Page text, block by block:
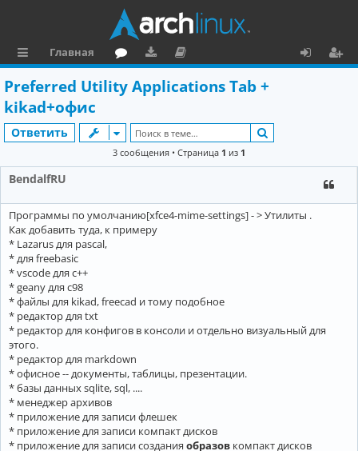
ы
л
и
Главная
ру
м
ру
зк
и
м
е
н
ц
а
Preferred Utility Applications Tab +
kikad+офис
Ответить
3 сообщения • Страница 1 из 1
BendalfRU
Программы по умолчанию[xfce4-mime-settings] - > Утилиты .
Как добавить туда, к примеру
* Lazarus для pascal,
* для freebasic
* vscode для с++
* geany для c98
* файлы для kikad, freecad и тому подобное
* редактор для txt
* редактор для конфигов в консоли и отдельно визуальный для
этого.
* редактор для markdown
* офисное -- документы, таблицы, презентации.
* базы данных sqlite, sql, ....
* менеджер архивов
* приложение для записи флешек
* приложение для записи компакт дисков
* приложение для записи создания образов компакт дисков